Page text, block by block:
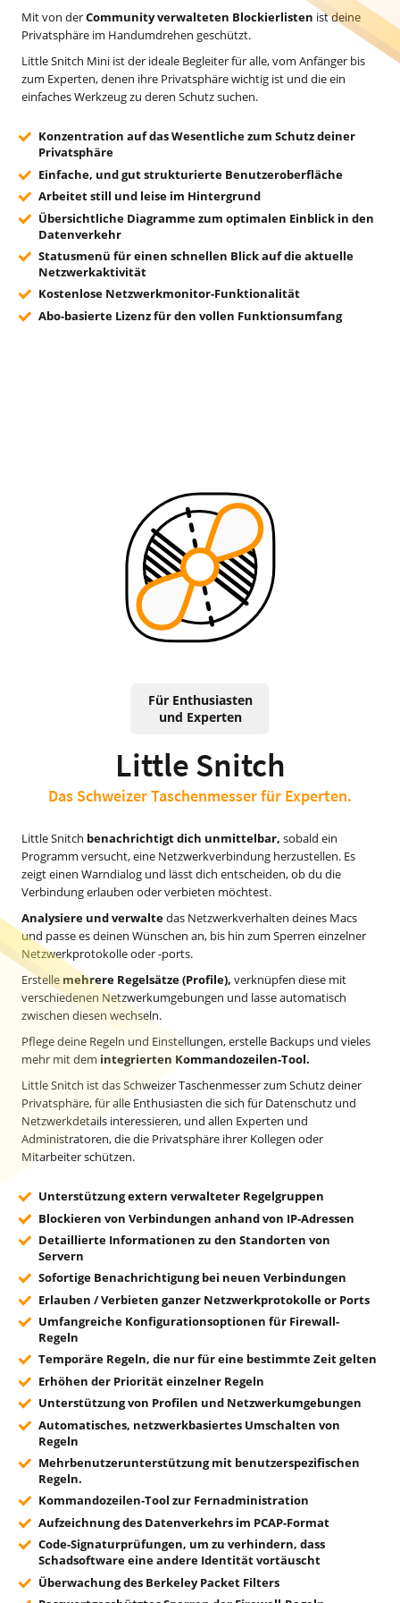
Mit von derCommunity verwalteten Blockierlisten ist deine
Privatsphäre im Handumdrehen geschützt.
Little Snitch Mini ist der ideale Begleiter für alle, vom Anfänger bis
zum Experten, denen ihre Privatsphäre wichtig ist und die ein
einfaches Werkzeug zu deren Schutz suchen.
Konzentration auf das Wesentliche zum Schutz deiner
Privatsphäre
Einfache, und gut strukturierte Benutzeroberfläche
Arbeitet still und leise im Hintergrund
Übersichtliche Diagramme zum optimalen Einblick in den
Datenverkehr
Statusmenü für einen schnellen Blick auf die aktuelle
Netzwerkaktivität
Kostenlose Netzwerkmonitor-Funktionalität
Abo-basierte Lizenz für den vollen Funktionsumfang
Little Snitch
Das Schweizer Taschenmesser für Experten.
Little Snitch benachrichtigt dich unmittelbar, sobald ein
Programm versucht, eine Netzwerkverbindung herzustellen. Es
zeigt einen Warndialog und lässt dich entscheiden, ob du die
Verbindung erlauben oder verbieten möchtest.
Analysiere und verwaltedas Netzwerkverhalten deines Macs
und passe es deinen Wünschen an, bis hin zum Sperren einzelner
Netzwerkprotokolle oder -ports.
Erstelle mehrere Regelsätze (Profile), verknüpfen diese mit
verschiedenen Netzwerkumgebungen und lasse automatisch
zwischen diesen wechseln.
Pflege deine Regeln und Einstellungen, erstelle Backups und vieles
mehr mit dem integrierten Kommandozeilen-Tool.
Little Snitch ist das Schweizer Taschenmesser zum Schutz deiner
Privatsphäre, für alle Enthusiasten die sich für Datenschutz und
Netzwerkdetails interessieren, und allen Experten und
Administratoren, die die Privatsphäre ihrer Kollegen oder
Mitarbeiter schützen.
Unterstützung extern verwalteter Regelgruppen
Blockieren von Verbindungen anhand von IP-Adressen
Detaillierte Informationen zu den Standorten von
Servern
Sofortige Benachrichtigung bei neuen Verbindungen
Erlauben / Verbieten ganzer Netzwerkprotokolle or Ports
Umfangreiche Konfigurationsoptionen für Firewall-
Regeln
Temporäre Regeln, die nur für eine bestimmte Zeit gelten
Erhöhen der Priorität einzelner Regeln
Unterstützung von Profilen und Netzwerkumgebungen
Automatisches, netzwerkbasiertes Umschalten von
Regeln
Mehrbenutzerunterstützung mit benutzerspezifischen
Regeln.
Kommandozeilen-Tool zur Fernadministration
Aufzeichnung des Datenverkehrs im PCAP-Format
Code-Signaturprüfungen, um zu verhindern, dass
Schadsoftware eine andere Identität vortäuscht
Überwachung des Berkeley Packet Filters
Für Enthusiasten
und Experten